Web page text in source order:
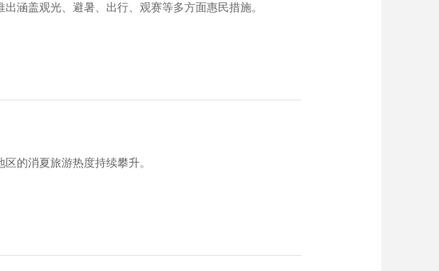
涵盖观光、避暑、出行、观赛等多方面惠民措施。
的消夏旅游热度持续攀升。